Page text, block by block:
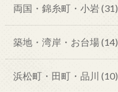
両国・錦糸町・小岩(31)
築地・湾岸・お台場(14)
浜松町・田町・品川 (10)